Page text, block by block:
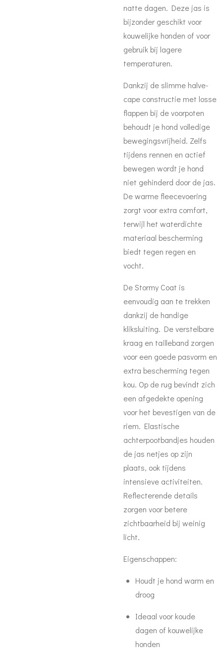
natte dagen. Deze jas is
bijzonder geschikt voor
kouwelijke honden of voor
gebruik bij lagere
temperaturen.
Dankzij de slimme halve-
cape constructie met losse
flappen bij de voorpoten
behoudt je hond volledige
bewegingsvrijheid. Zelfs
tijdens rennen en actief
bewegen wordt je hond
niet gehinderd door de jas.
De warme fleecevoering
zorgt voor extra comfort,
terwijl het waterdichte
materiaal bescherming
biedt tegen regen en
vocht.
De Stormy Coat is
eenvoudig aan te trekken
dankzij de handige
kliksluiting. De verstelbare
kraag en tailleband zorgen
voor een goede pasvorm en
extra bescherming tegen
kou. Op de rug bevindt zich
een afgedekte opening
voor het bevestigen van de
riem. Elastische
achterpootbandjes houden
de jas netjes op zijn
plaats, ook tijdens
intensieve activiteiten.
Reflecterende details
zorgen voor betere
zichtbaarheid bij weinig
licht.
Eigenschappen:
Houdt je hond warm en
droog
Ideaal voor koude
dagen of kouwelijke
honden